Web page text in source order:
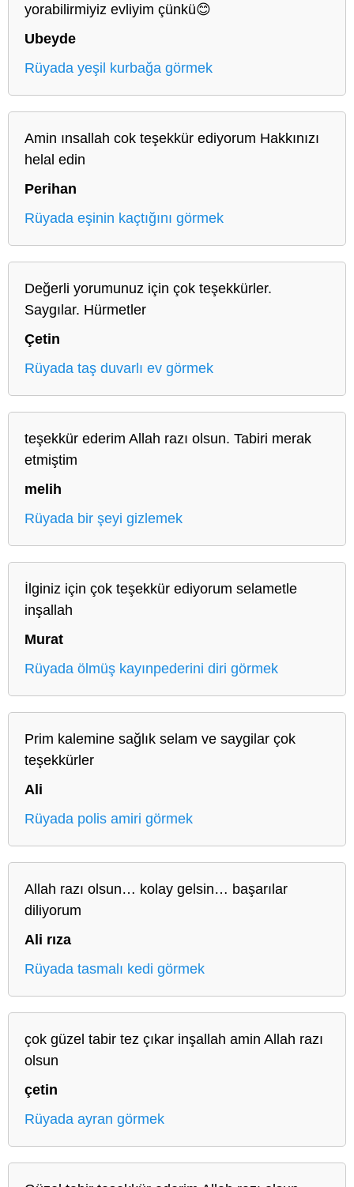
yorabilirmiyiz evliyim çünkü😊
Ubeyde
Rüyada yeşil kurbağa görmek
Amin ınsallah cok teşekkür ediyorum Hakkınızı
helal edin
Perihan
Rüyada eşinin kaçtığını görmek
Değerli yorumunuz için çok teşekkürler.
Saygılar. Hürmetler
Çetin
Rüyada taş duvarlı ev görmek
teşekkür ederim Allah razı olsun. Tabiri merak
etmiştim
melih
Rüyada bir şeyi gizlemek
İlginiz için çok teşekkür ediyorum selametle
inşallah
Murat
Rüyada ölmüş kayınpederini diri görmek
Prim kalemine sağlık selam ve saygilar çok
teşekkürler
Ali
Rüyada polis amiri görmek
Allah razı olsun… kolay gelsin… başarılar
diliyorum
Ali rıza
Rüyada tasmalı kedi görmek
çok güzel tabir tez çıkar inşallah amin Allah razı
olsun
çetin
Rüyada ayran görmek